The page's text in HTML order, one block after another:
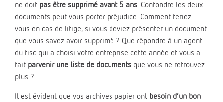
ne doit pas être supprimé avant 5 ans. Confondre les deux
documents peut vous porter préjudice. Comment feriez-
vous en cas de litige, si vous deviez présenter un document
que vous savez avoir supprimé ? Que répondre à un agent
du fisc qui a choisi votre entreprise cette année et vous a
fait parvenir une liste de documents que vous ne retrouvez
plus ?
Il est évident que vos archives papier ont besoin d’un bon